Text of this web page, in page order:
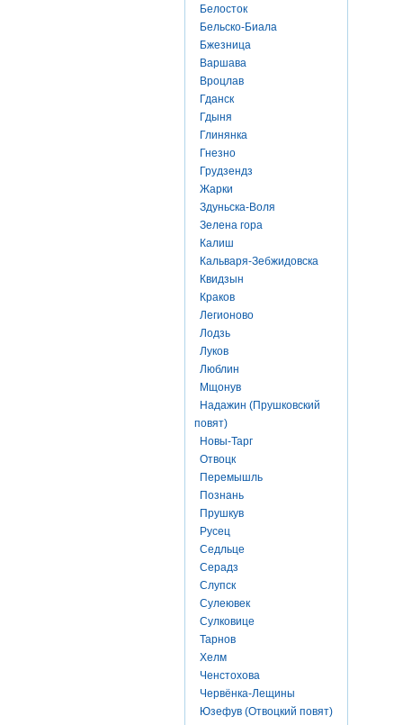
Белосток
Бельско-Биала
Бжезница
Варшава
Вроцлав
Гданск
Гдыня
Глинянка
Гнезно
Грудзендз
Жарки
Здуньска-Воля
Зелена гора
Калиш
Кальваря-Зебжидовска
Квидзын
Краков
Легионово
Лодзь
Луков
Люблин
Мщонув
Надажин (Прушковский
повят)
Новы-Тарг
Отвоцк
Перемышль
Познань
Прушкув
Русец
Седльце
Серадз
Слупск
Сулеювек
Сулковице
Тарнов
Хелм
Ченстохова
Червёнка-Лещины
Юзефув (Отвоцкий повят)